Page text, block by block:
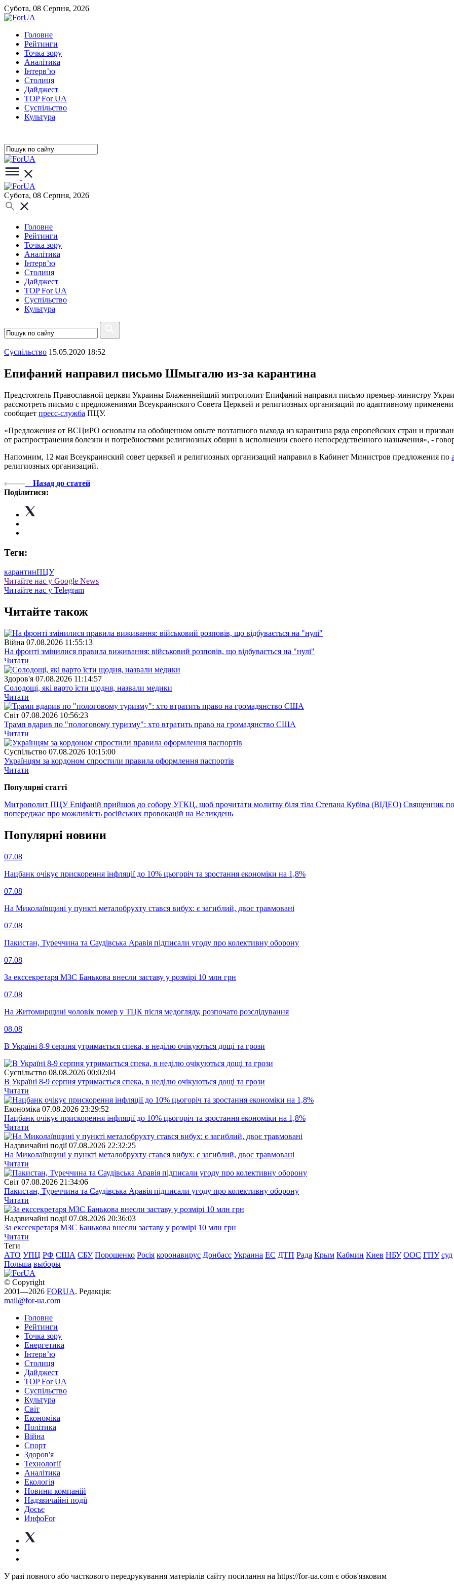
Субота, 08 Серпня, 2026
Головне
Рейтинги
Точка зору
Аналітика
Інтерв’ю
Столиця
Дайджест
TOP For UA
Суспiльство
Культура
Субота, 08 Серпня, 2026
Головне
Рейтинги
Точка зору
Аналітика
Інтерв’ю
Столиця
Дайджест
TOP For UA
Суспiльство
Культура
Суспiльство 15.05.2020 18:52
Епифаний направил письмо Шмыгалю из-за карантина
Предстоятель Православной церкви Украины Блаженнейший митрополит Епифаний направил письмо премьер-министру
рассмотреть письмо с предложениями Всеукраинского Совета Церквей и религиозных организаций по адаптивному
сообщает пресс-служба ПЦУ.
«Предложения от ВСЦиРО основаны на обобщенном опыте поэтапного выхода из карантина ряда европейских стран и
от распространения болезни и потребностями религиозных общин в исполнении своего непосредственного назначения», -
Напомним, 12 мая Всеукраинский совет церквей и религиозных организаций направил в Кабинет Министров предложения по
религиозных организаций.
Назад до статей
Поділитися:
Теги:
карантинПЦУ
Читайте нас у Google News
Читайте нас у Telegram
Читайте також
Війна 07.08.2026 11:55:13
На фронті змінилися правила виживання: військовий розповів, що відбувається на "нулі"
Читати
Здоров'я 07.08.2026 11:14:57
Солодощі, які варто їсти щодня, назвали медики
Читати
Свiт 07.08.2026 10:56:23
Трамп вдарив по "пологовому туризму": хто втратить право на громадянство США
Читати
Суспiльство 07.08.2026 10:15:00
Українцям за кордоном спростили правила оформлення паспортів
Читати
Популярнi статтi
Митрополит ПЦУ Епіфаній прийшов до собору УГКЦ, щоб прочитати молитву біля тіла Степана Кубіва (ВІДЕО) Священник
попереджає про можливість російських провокацій на Великдень
Популярнi новини
07.08
Нацбанк очікує прискорення інфляції до 10% цьогоріч та зростання економіки на 1,8%
07.08
На Миколаївщині у пункті металобрухту стався вибух: є загиблий, двоє травмовані
07.08
Пакистан, Туреччина та Саудівська Аравія підписали угоду про колективну оборону
07.08
За екссекретаря МЗС Банькова внесли заставу у розмірі 10 млн грн
07.08
На Житомирщині чоловік помер у ТЦК після медогляду, розпочато розслідування
08.08
В Україні 8-9 серпня утримається спека, в неділю очікуються дощі та грози
Суспiльство 08.08.2026 00:02:04
В Україні 8-9 серпня утримається спека, в неділю очікуються дощі та грози
Читати
Економіка 07.08.2026 23:29:52
Нацбанк очікує прискорення інфляції до 10% цьогоріч та зростання економіки на 1,8%
Читати
Надзвичайні події 07.08.2026 22:32:25
На Миколаївщині у пункті металобрухту стався вибух: є загиблий, двоє травмовані
Читати
Свiт 07.08.2026 21:34:06
Пакистан, Туреччина та Саудівська Аравія підписали угоду про колективну оборону
Читати
Надзвичайні події 07.08.2026 20:36:03
За екссекретаря МЗС Банькова внесли заставу у розмірі 10 млн грн
Читати
Теги
АТО УПЦ РФ США СБУ Порошенко Росія коронавирус Донбасс Украина ЕС ДТП Рада Крым Кабмин Киев НБУ ООС ГПУ суд
Польша выборы
© Copyright
2001—2026 FORUA. Редакція:
mail@for-ua.com
Головне
Рейтинги
Точка зору
Енергетика
Інтерв’ю
Столиця
Дайджест
TOP For UA
Суспiльство
Культура
Світ
Економіка
Політика
Війна
Спорт
Здоров'я
Технології
Аналітика
Екологія
Новини компаній
Надзвичайні події
Досьє
ИнфоFor
У разі повного або часткового передрукування матеріалів сайту посилання на https://for-ua.com є обов'язковим